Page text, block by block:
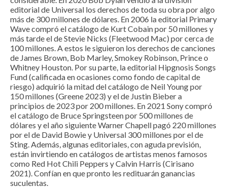
editorial de Universal los derechos de toda su obra por algo
más de 300 millones de dólares. En 2006 la editorial Primary
Wave compró el catálogo de Kurt Cobain por 50 millones y
más tarde el de Stevie Nicks (Fleetwood Mac) por cerca de
100 millones. A estos le siguieron los derechos de canciones
de James Brown, Bob Marley, Smokey Robinson, Prince o
Whitney Houston. Por su parte, la editorial Hipgnosis Songs
Fund (calificada en ocasiones como fondo de capital de
riesgo) adquirió la mitad del catálogo de Neil Young por
150 millones (Greene 2023) y el de Justin Bieber a
principios de 2023 por 200 millones. En 2021 Sony compró
el catálogo de Bruce Springsteen por 500 millones de
dólares y el año siguiente Warner Chapell pagó 220 millones
por el de David Bowie y Universal 300 millones por el de
Sting. Además, algunas editoriales, con aguda previsión,
están invirtiendo en catálogos de artistas menos famosos
como Red Hot Chili Peppers y Calvin Harris (Cirisano
2021). Confían en que pronto les redituarán ganancias
suculentas.